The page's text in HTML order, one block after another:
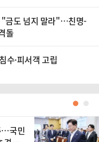
"금도 넘지 말라"…친명-
돌
수·피서객 고립
●
…국민